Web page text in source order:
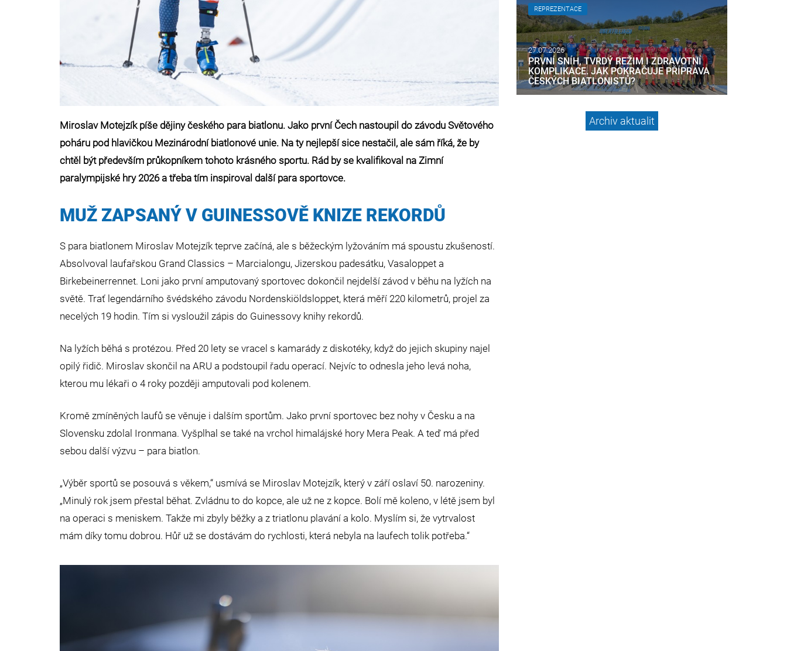
Miroslav Motejzík píše dějiny českého para biatlonu. Jako první Čech nastoupil do závodu Světového
poháru pod hlavičkou Mezinárodní biatlonové unie. Na ty nejlepší sice nestačil, ale sám říká, že by
chtěl být především průkopníkem tohoto krásného sportu. Rád by se kvalifikoval na Zimní
paralympijské hry 2026 a třeba tím inspiroval další para sportovce.
MUŽ ZAPSANÝ V GUINESSOVĚ KNIZE REKORDŮ
S para biatlonem Miroslav Motejzík teprve začíná, ale s běžeckým lyžováním má spoustu zkušeností.
Absolvoval laufařskou Grand Classics – Marcialongu, Jizerskou padesátku, Vasaloppet a
Birkebeinerrennet. Loni jako první amputovaný sportovec dokončil nejdelší závod v běhu na lyžích na
světě. Trať legendárního švédského závodu Nordenskiöldsloppet, která měří 220 kilometrů, projel za
necelých 19 hodin. Tím si vysloužil zápis do Guinessovy knihy rekordů.
Na lyžích běhá s protézou. Před 20 lety se vracel s kamarády z diskotéky, když do jejich skupiny najel
opilý řidič. Miroslav skončil na ARU a podstoupil řadu operací. Nejvíc to odnesla jeho levá noha,
kterou mu lékaři o 4 roky později amputovali pod kolenem.
Kromě zmíněných laufů se věnuje i dalším sportům. Jako první sportovec bez nohy v Česku a na
Slovensku zdolal Ironmana. Vyšplhal se také na vrchol himalájské hory Mera Peak. A teď má před
sebou další výzvu – para biatlon.
„Výběr sportů se posouvá s věkem,“ usmívá se Miroslav Motejzík, který v září oslaví 50. narozeniny.
„Minulý rok jsem přestal běhat. Zvládnu to do kopce, ale už ne z kopce. Bolí mě koleno, v létě jsem byl
na operaci s meniskem. Takže mi zbyly běžky a z triatlonu plavání a kolo. Myslím si, že vytrvalost
mám díky tomu dobrou. Hůř už se dostávám do rychlosti, která nebyla na laufech tolik potřeba.“
27.07.2026
PRVNÍ SNÍH, TVRDÝ REŽIM I ZDRAVOTNÍ
KOMPLIKACE. JAK POKRAČUJE PŘÍPRAVA
ČESKÝCH BIATLONISTŮ?
REPREZENTACE
Archiv aktualit